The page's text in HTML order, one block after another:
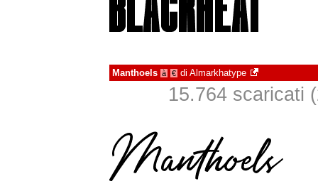
Manthoels à € di Almarkhatype
15.764 scaricati